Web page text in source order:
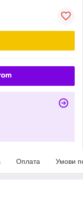
Оплата Умови